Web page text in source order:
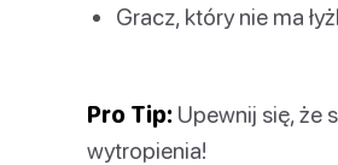
Gracz, który nie ma
Pro Tip: Upewnij się, że
wytropienia!